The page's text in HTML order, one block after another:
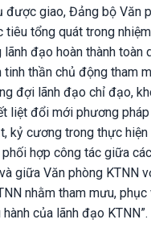
được giao, Đảng bộ Văn
tiêu tổng quát trong
lãnh đạo hoàn thành toàn
tinh thần chủ động tham
đợi lãnh đạo chỉ đạo,
liệt đổi mới phương
kỷ cương trong thực hiện
hợp công tác giữa
giữa Văn phòng KTNN
nhằm tham mưu,
của lãnh đạo KTNN”.